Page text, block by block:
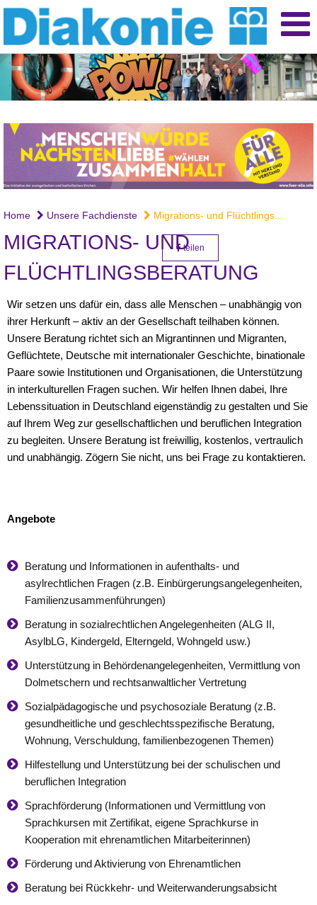
Home Unsere Fachdienste Migrations- und Flüchtlings...
MIGRATIONS- UND
FLÜCHTLINGSBERATUNG
teilen
Wir setzen uns dafür ein, dass alle Menschen – unabhängig von
ihrer Herkunft – aktiv an der Gesellschaft teilhaben können.
Unsere Beratung richtet sich an Migrantinnen und Migranten,
Geflüchtete, Deutsche mit internationaler Geschichte, binationale
Paare sowie Institutionen und Organisationen, die Unterstützung
in interkulturellen Fragen suchen. Wir helfen Ihnen dabei, Ihre
Lebenssituation in Deutschland eigenständig zu gestalten und Sie
auf Ihrem Weg zur gesellschaftlichen und beruflichen Integration
zu begleiten. Unsere Beratung ist freiwillig, kostenlos, vertraulich
und unabhängig. Zögern Sie nicht, uns bei Frage zu kontaktieren.
Angebote
Beratung und Informationen in aufenthalts- und
asylrechtlichen Fragen (z.B. Einbürgerungsangelegenheiten,
Familienzusammenführungen)
Beratung in sozialrechtlichen Angelegenheiten (ALG II,
AsylbLG, Kindergeld, Elterngeld, Wohngeld usw.)
Unterstützung in Behördenangelegenheiten, Vermittlung von
Dolmetschern und rechtsanwaltlicher Vertretung
Sozialpädagogische und psychosoziale Beratung (z.B.
gesundheitliche und geschlechtsspezifische Beratung,
Wohnung, Verschuldung, familienbezogenen Themen)
Hilfestellung und Unterstützung bei der schulischen und
beruflichen Integration
Sprachförderung (Informationen und Vermittlung von
Sprachkursen mit Zertifikat, eigene Sprachkurse in
Kooperation mit ehrenamtlichen Mitarbeiterinnen)
Förderung und Aktivierung von Ehrenamtlichen
Beratung bei Rückkehr- und Weiterwanderungsabsicht